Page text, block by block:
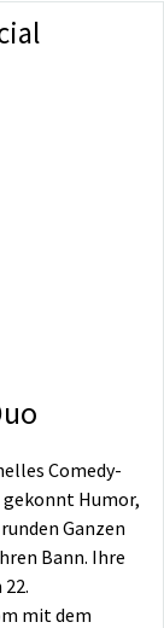
Comedy-
gekonnt Humor,
Ganzen
Bann. Ihre
mit dem